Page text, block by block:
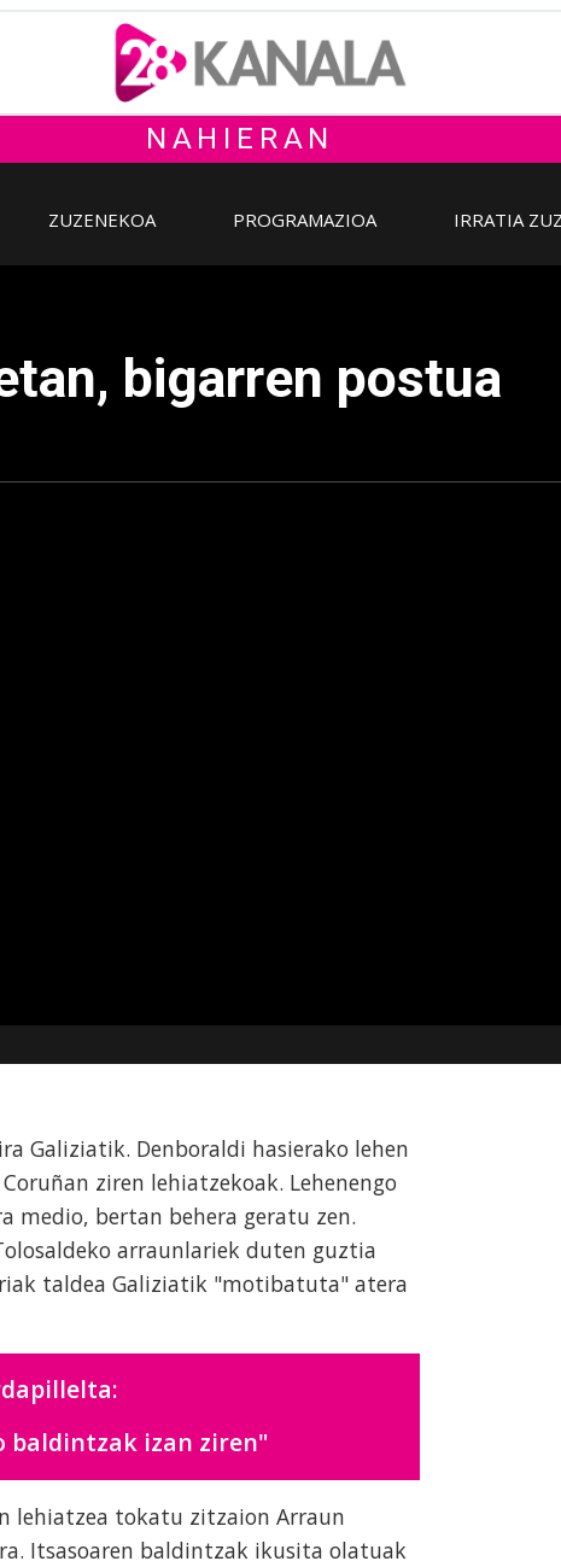
NAHIERAN
ZUZENEKOA PROGRAMAZIOA IRRATIA
bigarren postua
Galiziatik. Denboraldi hasierako lehen
ziren lehiatzekoak. Lehenengo
medio, bertan behera geratu zen.
arraunlariek duten guztia
taldea Galiziatik "motibatuta" atera
baldintzak izan ziren"
lehiatzea tokatu zitzaion Arraun
Itsasoaren baldintzak ikusita olatuak